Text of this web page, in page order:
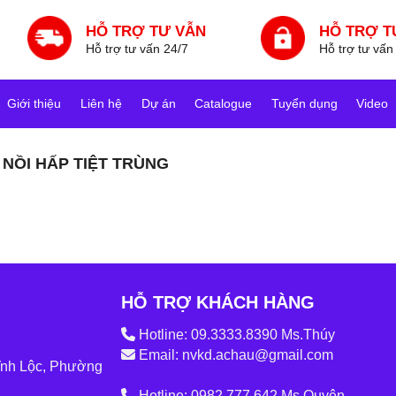
HỖ TRỢ TƯ VẪN
Hỗ trợ tư vấn 24/7
HỖ TRỢ
Hỗ trợ tư vấn
Giới thiệu Liên hệ Dự án Catalogue Tuyển dụng Video
NỒI HẤP TIỆT TRÙNG
Lộc, Phường
HỖ TRỢ KHÁCH HÀNG
Hotline: 09.3333.8390 Ms.Thúy
Email: nvkd.achau@gmail.com